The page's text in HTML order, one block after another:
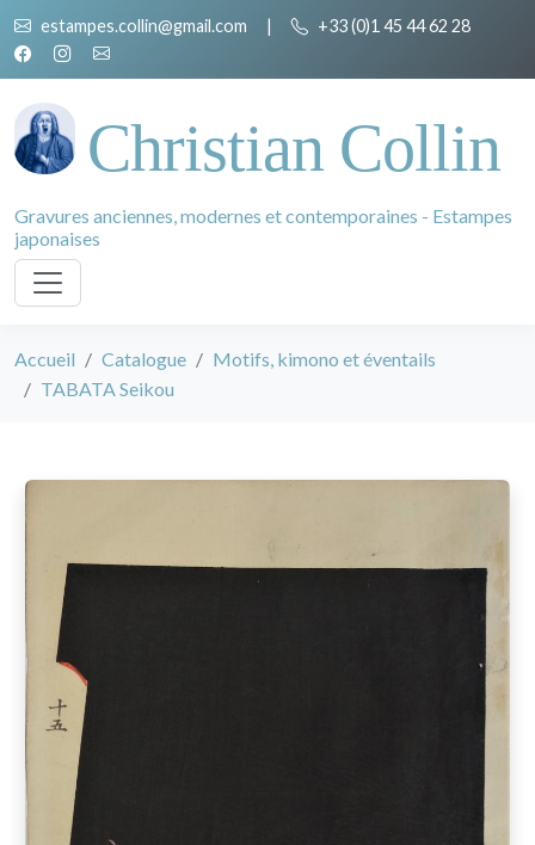
estampes.collin@gmail.com | +33 (0)1 45 44 62 28
Christian Collin
Gravures anciennes, modernes et contemporaines - Estampes
japonaises
Accueil Catalogue
Motifs, kimono et éventails
TABATA Seikou